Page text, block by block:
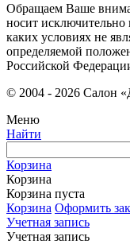
Обращаем Ваше
носит
каких условиях не
определяемой
Российской
© 2004 - 2026 Салон
Меню
Найти
Корзина
Корзина
Корзина пуста
Корзина Оформить
Учетная запись
Учетная запись